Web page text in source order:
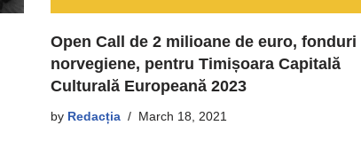
Open Call de 2 milioane de euro, fonduri
norvegiene, pentru Timișoara Capitală
Culturală Europeană 2023
by Redacția March 18, 2021